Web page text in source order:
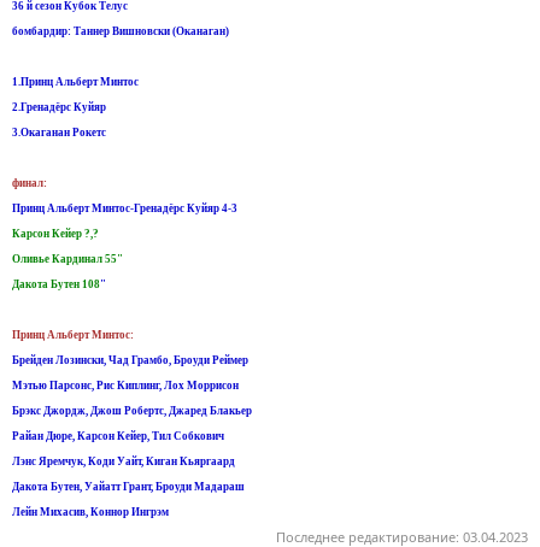
36 й сезон Кубок Телус
бомбардир: Таннер Вишновски (Оканаган)
1.Принц Альберт Минтос
2.Гренадёрс Куйяр
3.Окаганан Рокетс
финал:
Принц Альберт Минтос-Гренадёрс Куйяр 4-3
Карсон Кейер ?,?
Оливье Кардинал 55"
Дакота Бутен 108"
Принц Альберт Минтос:
Брейден Лозински, Чад Грамбо, Броуди Реймер
Мэтью Парсонс, Рис Киплинг, Лох Моррисон
Брэкс Джордж, Джош Робертс, Джаред Блакьер
Райан Дюре, Карсон Кейер, Тил Собкович
Лэнс Яремчук, Коди Уайт, Киган Кьяргаард
Дакота Бутен, Уайатт Грант, Броуди Мадараш
Лейн Михасив, Коннор Ингрэм
Последнее редактирование: 03.04.2023